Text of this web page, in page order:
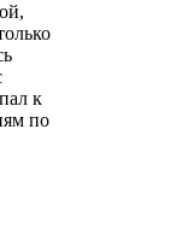
к
по